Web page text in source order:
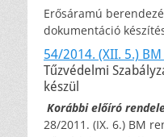
Erősáramú
dokumentáció
54/2014. (XII. 5.)
Tűzvédelmi
készül
Korábbi előíró
28/2011. (IX. 6.) BM